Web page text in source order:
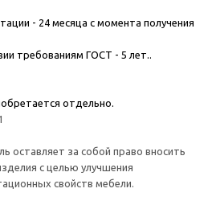
- 24 месяца с момента получения
требованиям ГОСТ - 5 лет..
отдельно.
оставляет за собой право вносить
с целью улучшения
свойств мебели.